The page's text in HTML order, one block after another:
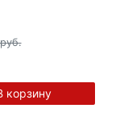
корзину